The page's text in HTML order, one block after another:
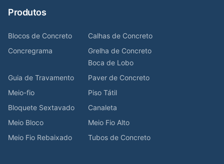
Produtos
Blocos de Concreto
Calhas de Concreto
Concregrama
Grelha de Concreto
Boca de Lobo
Guia de Travamento
Paver de Concreto
Meio-fio
Piso Tátil
Bloquete Sextavado
Canaleta
Meio Bloco
Meio Fio Alto
Meio Fio Rebaixado
Tubos de Concreto